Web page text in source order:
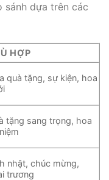
sánh dựa trên các
HỢP
quà tặng, sự kiện, hoa
tặng sang trọng, hoa
nhật, chúc mừng,
trương